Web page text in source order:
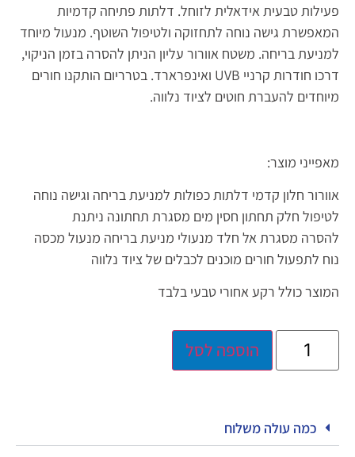
פעילות טבעית אידאלית לזוחל. דלתות פתיחה קדמיות
המאפשרת גישה נוחה לתחזוקה ולטיפול השוטף. מנעול מיוחד
למניעת בריחה. משטח אוורור עליון הניתן להסרה בזמן הניקוי,
דרכו חודרות קרניי UVB ואינפרארד. בטרריום הותקנו חורים
מיוחדים להעברת חוטים לציוד נלווה.
מאפייני מוצר:
אוורור חלון קדמי דלתות כפולות למניעת בריחה וגישה נוחה
לטיפול חלק תחתון חסין מים מסגרת תחתונה ניתנת
להסרה מסגרת אל חלד מנעולי מניעת בריחה מנעול מכסה
נוח לתפעול חורים מוכנים לכבלים של ציוד נלווה
המוצר כולל רקע אחורי טבעי בלבד
הוספה לסל
כמה עולה משלוח